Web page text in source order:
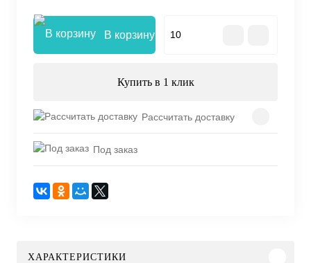
В корзину
Купить в 1 клик
Рассчитать доставку
Под заказ
ХАРАКТЕРИСТИКИ